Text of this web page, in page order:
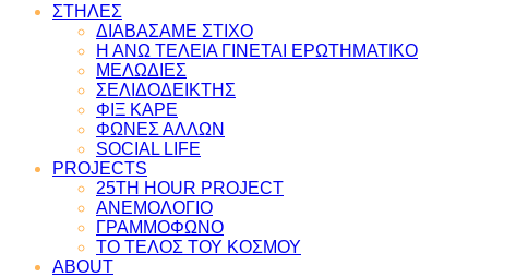
ΣΤΗΛΕΣ
ΔΙΑΒΑΣΑΜΕ ΣΤΙΧΟ
Η ΑΝΩ ΤΕΛΕΙΑ ΓΙΝΕΤΑΙ ΕΡΩΤΗΜΑΤΙΚΟ
ΜΕΛΩΔΙΕΣ
ΣΕΛΙΔΟΔΕΙΚΤΗΣ
ΦΙΞ ΚΑΡΕ
ΦΩΝΕΣ ΑΛΛΩΝ
SOCIAL LIFE
PROJECTS
25TH HOUR PROJECT
ΑΝΕΜΟΛΟΓΙΟ
ΓΡΑΜΜΟΦΩΝΟ
ΤΟ ΤΕΛΟΣ ΤΟΥ ΚΟΣΜΟΥ
ABOUT